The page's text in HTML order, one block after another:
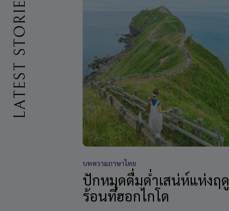
LATEST STORIES
บทความภาษาไทย
ปักหมุดดื่มด่ำเสน่ห์แห่งฤดู
ร้อนที่ฮอกไกโด